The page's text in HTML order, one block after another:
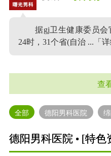
据gj卫生健康委员会
24时，31个省(自治 ... 「
查
全部 德阳男科医院
德阳男科医院 • [特色